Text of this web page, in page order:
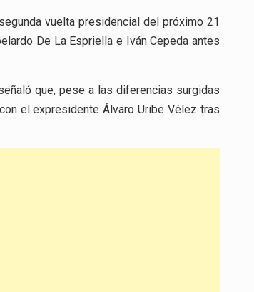
vuelta presidencial del próximo 21
De La Espriella e Iván Cepeda antes
que, pese a las diferencias surgidas
el expresidente Álvaro Uribe Vélez tras